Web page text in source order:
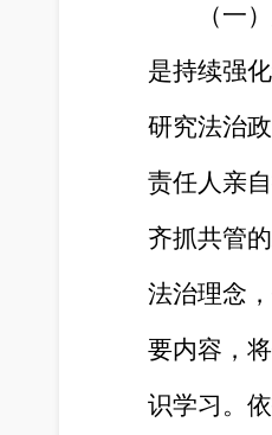
（一
是持续强
研究法治
责任人亲
齐抓共管
法治理念
要内容，
识学习。